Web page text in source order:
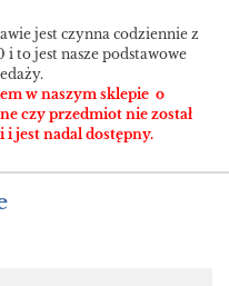
jest czynna codziennie z
i to jest nasze podstawowe
w naszym sklepie o
czy przedmiot nie został
jest nadal dostępny.